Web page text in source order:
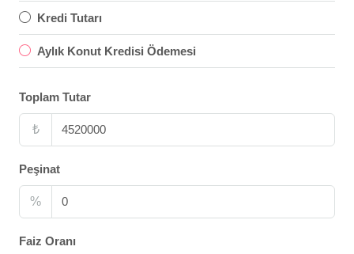
Kredi Tutarı
Aylık Konut Kredisi Ödemesi
Toplam Tutar
₺
Peşinat
%
Faiz Oranı